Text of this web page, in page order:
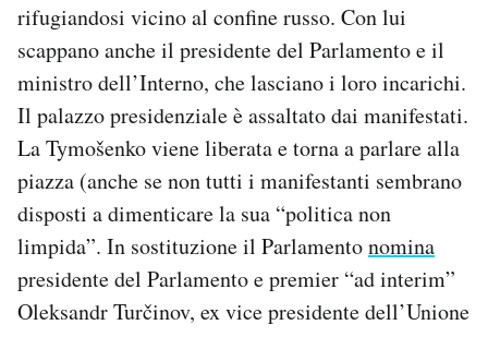
rifugiandosi vicino al confine russo. Con lui
scappano anche il presidente del Parlamento e il
ministro dell’Interno, che lasciano i loro incarichi.
Il palazzo presidenziale è assaltato dai manifestati.
La Tymošenko viene liberata e torna a parlare alla
piazza (anche se non tutti i manifestanti sembrano
disposti a dimenticare la sua “politica non
limpida”. In sostituzione il Parlamentonomina
presidente del Parlamento e premier “ad interim”
Oleksandr Turčinov, ex vice presidente dell’Unione